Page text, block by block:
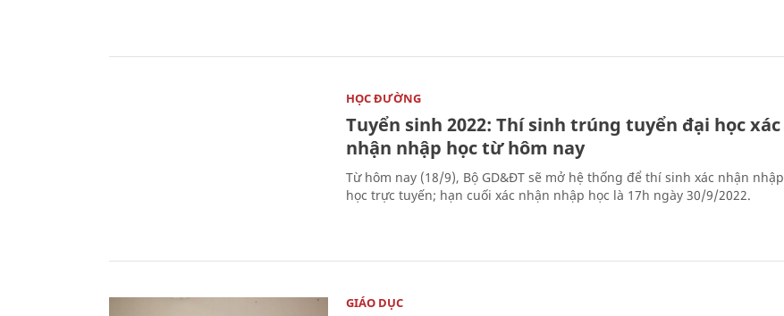
HỌC ĐƯỜNG
Tuyển sinh 2022: Thí sinh trúng tuyển đại học xác
nhận nhập học từ hôm nay
Từ hôm nay (18/9), Bộ GD&ĐT sẽ mở hệ thống để thí sinh xác nhận nhập
học trực tuyến; hạn cuối xác nhận nhập học là 17h ngày 30/9/2022.
GIÁO DỤC